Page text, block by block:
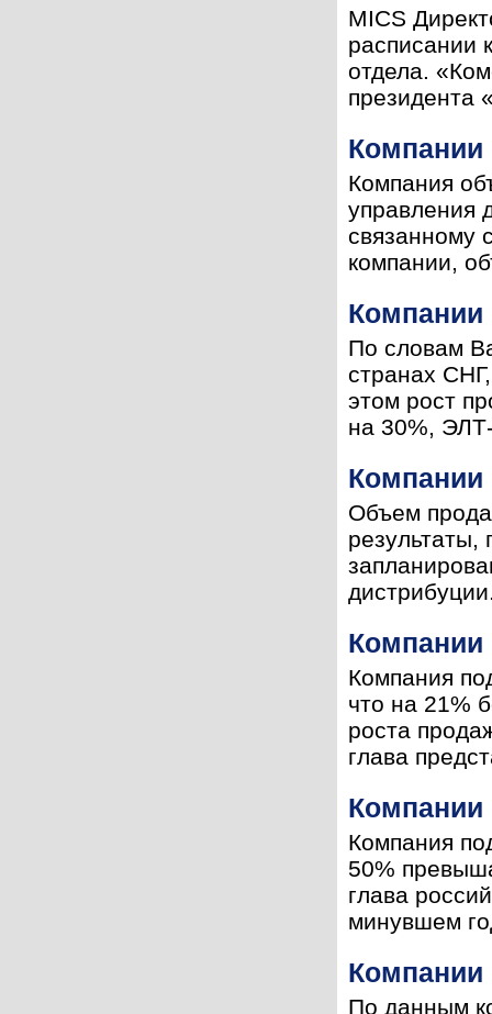
MICS
расписании
отдела.
президента
Компании
Компания
управления
связанному
компании,
Компании
По словам
странах
этом рост
на 30%,
Компании
Объем
результаты,
Компании
Компания
что на 21%
роста
глава
Компании
Компания
50%
глава
минувшем
Компании
По данным